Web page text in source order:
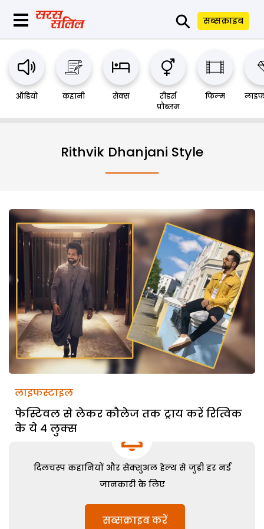
⚲ सब्सक्राइब
ऑडियो कहानी सेक्स
रीडर्स
प्रौब्लम
फिल्म
Rithvik Dhanjani Style
लाइफस्टाइल
फेस्टिवल से लेकर कौलेज तक ट्राय करें रित्विक
के ये 4 लुक्स
दिलचस्प कहानियों और सेक्शुअल हेल्थ से जुड़ी हर नई
जानकारी के लिए
सब्सक्राइब करें